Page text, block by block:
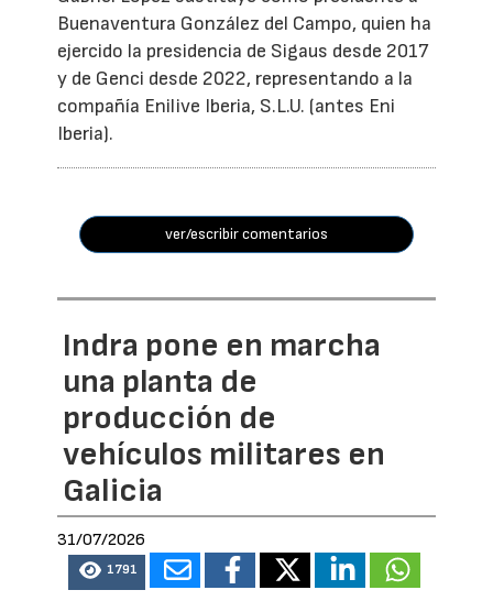
Buenaventura González del Campo, quien ha
ejercido la presidencia de Sigaus desde 2017
y de Genci desde 2022, representando a la
compañía Enilive Iberia, S.L.U. (antes Eni
Iberia).
ver/escribir comentarios
Indra pone en marcha
una planta de
producción de
vehículos militares en
Galicia
31/07/2026
1791